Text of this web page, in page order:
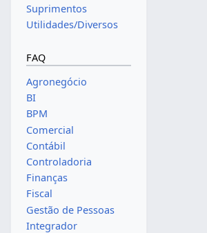
Suprimentos
Utilidades/Diversos
FAQ
Agronegócio
BI
BPM
Comercial
Contábil
Controladoria
Finanças
Fiscal
Gestão de Pessoas
Integrador